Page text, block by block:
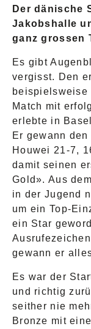
Der dänische
Jakobshalle
ganz grossen
Es gibt
vergisst. Den
beispielsweise
Match mit
erlebte in
Er gewann
Houwei 21-7,
damit seinen
Gold». Aus
in der Jugend
um ein Top-
ein Star
gewann er
Es war der
und richtig
seither nie
Bronze mit